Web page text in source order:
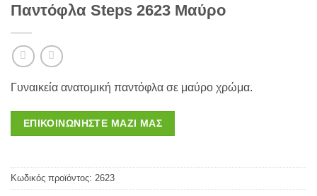
Παντόφλα Steps 2623 Μαύρο
Γυναικεία ανατομική παντόφλα σε μαύρο χρώμα.
ΕΠΙΚΟΙΝΩΝΉΣΤΕ ΜΑΖΊ ΜΑΣ
Κωδικός προϊόντος: 2623